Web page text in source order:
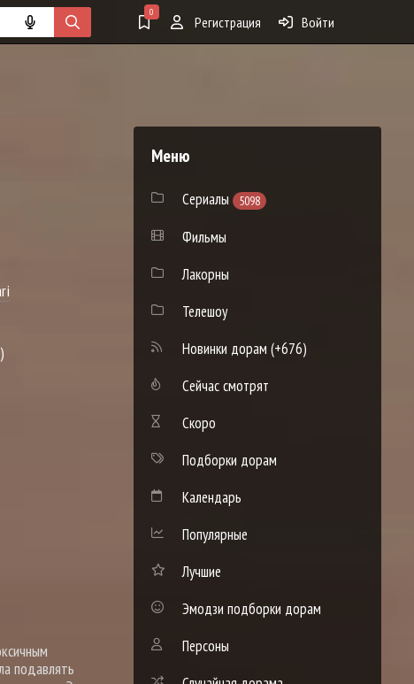
0
Регистрация Войти
подавлять
Меню
Сериалы 5098
Фильмы
Лакорны
Телешоу
Новинки дорам (+676)
Сейчас смотрят
Скоро
Подборки дорам
Календарь
Популярные
Лучшие
Эмодзи подборки дорам
Персоны